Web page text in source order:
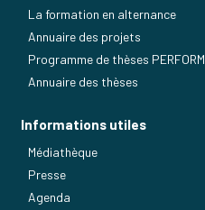
La formation en alternance
Annuaire des projets
Programme de thèses PERFORM
Annuaire des thèses
Informations utiles
Médiathèque
Presse
Agenda